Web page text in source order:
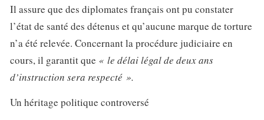
Il assure que des diplomates français ont pu constater
l’état de santé des détenus et qu’aucune marque de torture
n’a été relevée. Concernant la procédure judiciaire en
cours, il garantit que « le délai légal de deux ans
d’instruction sera respecté ».
Un héritage politique controversé